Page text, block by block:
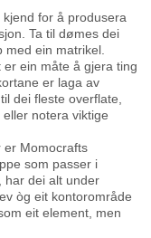
for å produsera
Ta til dømes dei
med ein matrikel.
ein måte å gjera ting
er laga av
dei fleste overflate,
notera viktige
er Momocrafts
som passer i
har dei alt under
òg eit kontorområde
eit element, men